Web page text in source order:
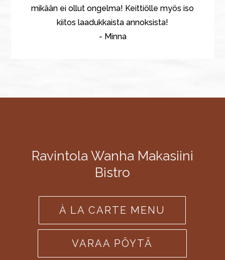
mikään ei ollut ongelma! Keittiölle myös iso
kiitos laadukkaista annoksista!
- Minna
Ravintola Wanha Makasiini
Bistro
À LA CARTE MENU
VARAA PÖYTÄ